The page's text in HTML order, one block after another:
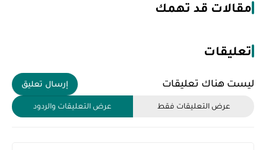
مقالات قد تهمك
تعليقات
ليست هناك تعليقات إرسال تعليق
عرض التعليقات فقط عرض التعليقات والردود